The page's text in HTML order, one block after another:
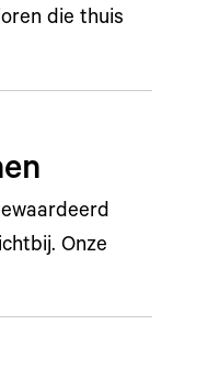
die thuis
Onze